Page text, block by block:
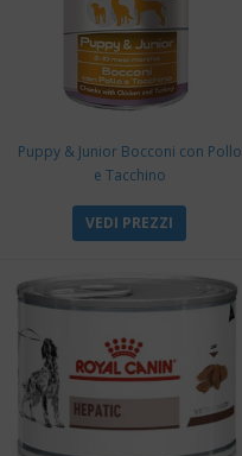
Puppy & Junior Bocconi con Pollo
e Tacchino
VEDI PREZZI